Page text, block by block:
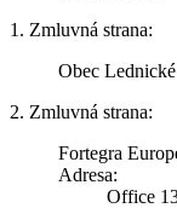
1. Zmluvná strana:
Obec
2. Zmluvná strana:
Fortegra
Adresa:
Office